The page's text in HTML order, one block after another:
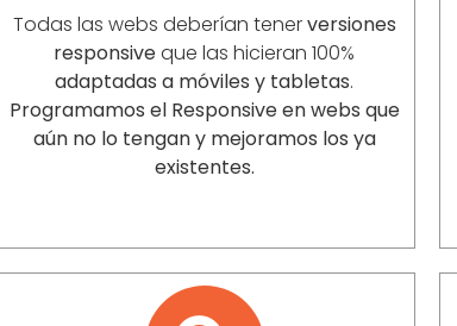
Todas las webs deberían tenerversiones
responsiveque las hicieran 100%
adaptadas a móviles y tabletas.
Programamos el Responsive en webs que
aún no lo tengan y mejoramos los ya
existentes.